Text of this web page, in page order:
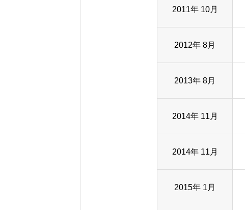
2011年 10月
2012年 8月
2013年 8月
2014年 11月
2014年 11月
2015年 1月